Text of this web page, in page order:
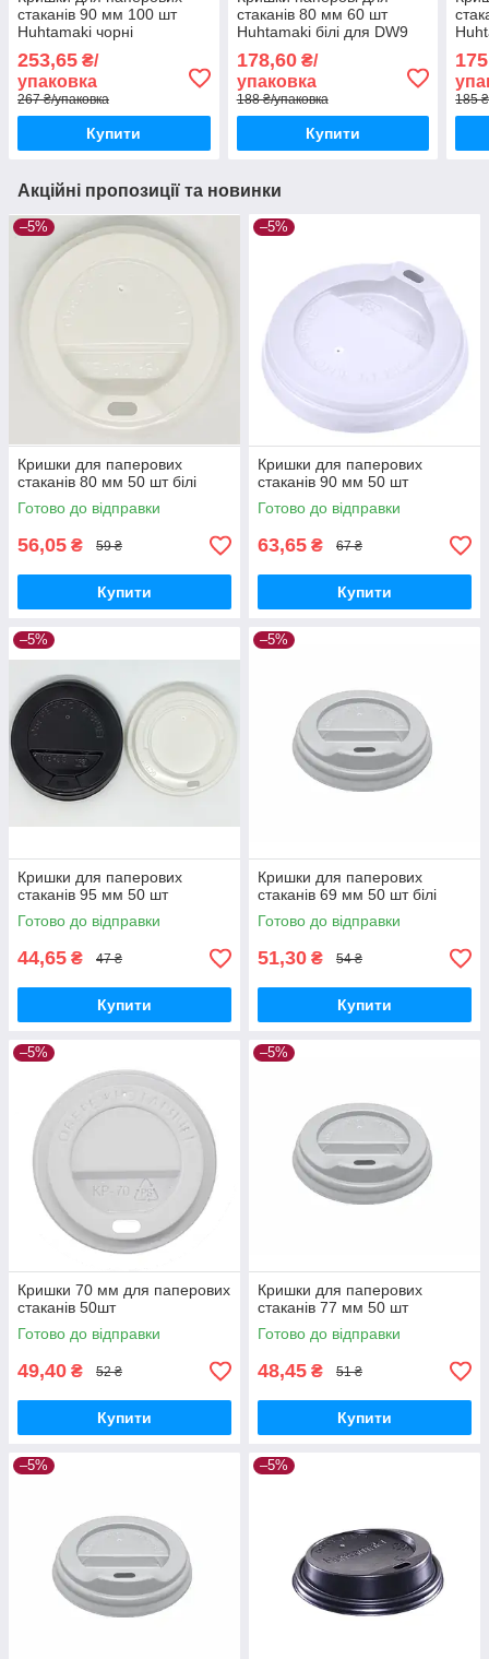
стаканів 90 мм 100 шт
Huhtamaki чорні
253,65 ₴/
упаковка
267 ₴/упаковка
Купити
стаканів 80 мм 60 шт
Huhtamaki білі для DW9
178,60₴/
упаковка
188 ₴/упаковка
Купити
185
Акційні пропозиції та новинки
–5%
Кришки для паперових
стаканів 80 мм 50 шт білі
Готово до відправки
56,05 ₴ 59 ₴
Купити
–5%
Кришки для паперових
стаканів 90 мм 50 шт
Готово до відправки
63,65 ₴ 67 ₴
Купити
–5%
Кришки для паперових
стаканів 95 мм 50 шт
Готово до відправки
44,65 ₴ 47 ₴
Купити
–5%
Кришки для паперових
стаканів 69 мм 50 шт білі
Готово до відправки
51,30 ₴ 54 ₴
Купити
–5%
Кришки 70 мм для паперових
стаканів 50шт
Готово до відправки
49,40 ₴ 52 ₴
Купити
–5%
Кришки для паперових
стаканів 77 мм 50 шт
Готово до відправки
48,45 ₴ 51 ₴
Купити
–5% –5%